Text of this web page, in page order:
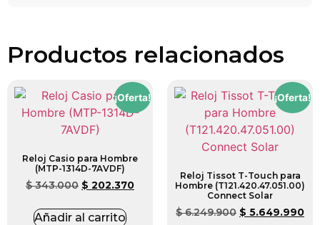
Productos relacionados
¡Oferta!
Reloj Casio para Hombre
(MTP-1314D-7AVDF)
$343.000 $ 202.370
Añadir al carrito
¡Oferta!
Reloj Tissot T-Touch para
Hombre (T121.420.47.051.00)
Connect Solar
$6.249.900 $ 5.649.990